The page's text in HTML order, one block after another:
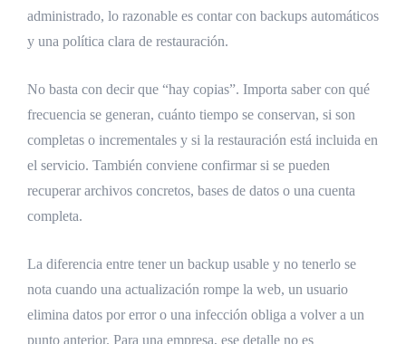
administrado, lo razonable es contar con backups automáticos
y una política clara de restauración.
No basta con decir que “hay copias”. Importa saber con qué
frecuencia se generan, cuánto tiempo se conservan, si son
completas o incrementales y si la restauración está incluida en
el servicio. También conviene confirmar si se pueden
recuperar archivos concretos, bases de datos o una cuenta
completa.
La diferencia entre tener un backup usable y no tenerlo se
nota cuando una actualización rompe la web, un usuario
elimina datos por error o una infección obliga a volver a un
punto anterior. Para una empresa, ese detalle no es